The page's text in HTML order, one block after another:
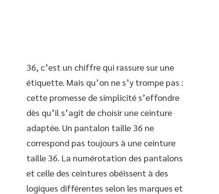
36, c’est un chiffre qui rassure sur une
étiquette. Mais qu’on ne s’y trompe pas :
cette promesse de simplicité s’effondre
dès qu’il s’agit de choisir une ceinture
adaptée. Un pantalon taille 36 ne
correspond pas toujours à une ceinture
taille 36. La numérotation des pantalons
et celle des ceintures obéissent à des
logiques différentes selon les marques et